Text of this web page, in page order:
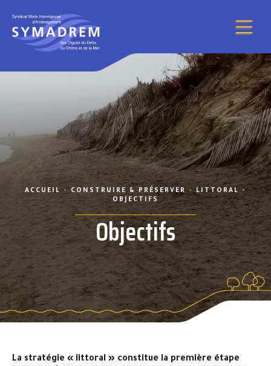
ACCUEIL -CONSTRUIRE & PRÉSERVER-LITTORAL -
OBJECTIFS
Objectifs
La stratégie « littoral » constitue la première étape